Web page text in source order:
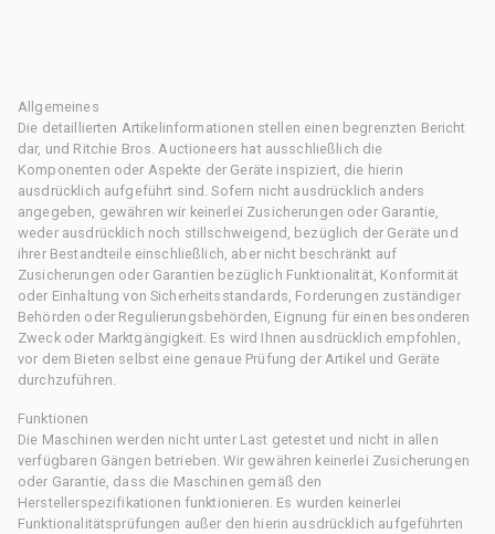
Allgemeines
Die detaillierten Artikelinformationen stellen einen begrenzten Bericht
dar, und Ritchie Bros. Auctioneers hat ausschließlich die
Komponenten oder Aspekte der Geräte inspiziert, die hierin
ausdrücklich aufgeführt sind. Sofern nicht ausdrücklich anders
angegeben, gewähren wir keinerlei Zusicherungen oder Garantie,
weder ausdrücklich noch stillschweigend, bezüglich der Geräte und
ihrer Bestandteile einschließlich, aber nicht beschränkt auf
Zusicherungen oder Garantien bezüglich Funktionalität, Konformität
oder Einhaltung von Sicherheitsstandards, Forderungen zuständiger
Behörden oder Regulierungsbehörden, Eignung für einen besonderen
Zweck oder Marktgängigkeit. Es wird Ihnen ausdrücklich empfohlen,
vor dem Bieten selbst eine genaue Prüfung der Artikel und Geräte
durchzuführen.
Funktionen
Die Maschinen werden nicht unter Last getestet und nicht in allen
verfügbaren Gängen betrieben. Wir gewähren keinerlei Zusicherungen
oder Garantie, dass die Maschinen gemäß den
Herstellerspezifikationen funktionieren. Es wurden keinerlei
Funktionalitätsprüfungen außer den hierin ausdrücklich aufgeführten